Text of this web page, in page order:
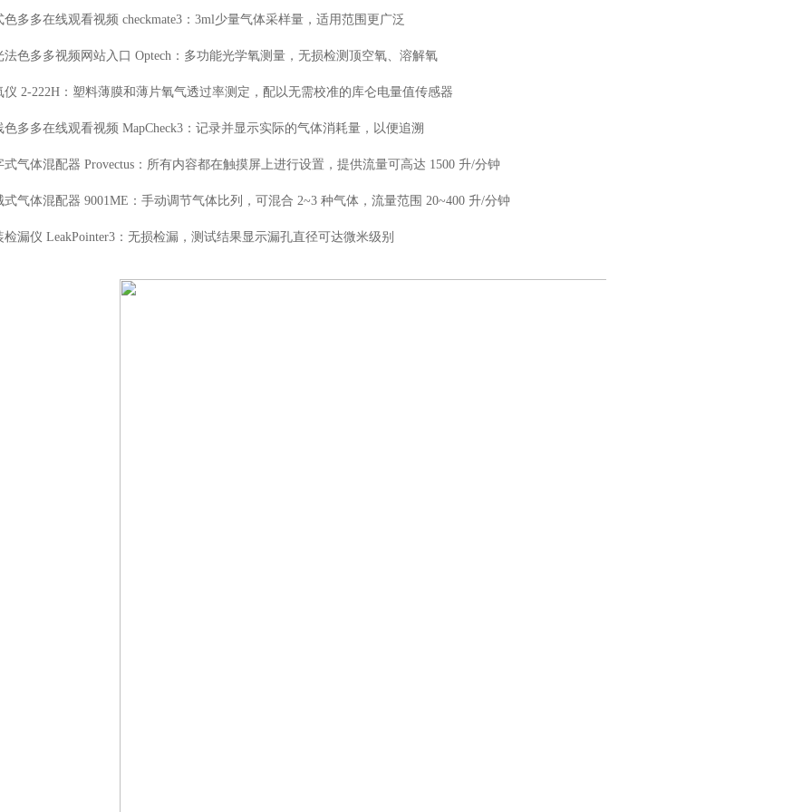
色多多在线观看视频 checkmate3：3ml少量气体采样量，适用范围更广泛
法色多多视频网站入口 Optech：多功能光学氧测量，无损检测顶空氧、溶解氧
仪 2-222H：塑料薄膜和薄片氧气透过率测定，配以无需校准的库仑电量值传感器
色多多在线观看视频 MapCheck3：记录并显示实际的气体消耗量，以便追溯
式气体混配器 Provectus：所有内容都在触摸屏上进行设置，提供流量可高达 1500 升/分钟
式气体混配器 9001ME：手动调节气体比列，可混合 2~3 种气体，流量范围 20~400 升/分钟
检漏仪 LeakPointer3：无损检漏，测试结果显示漏孔直径可达微米级别